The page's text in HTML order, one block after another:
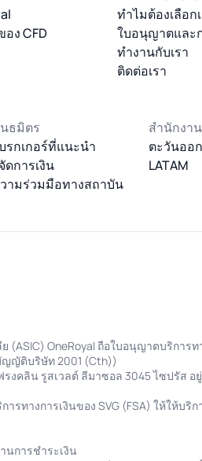
ง CFD
ทำไมต้องเลือก
ใบอนุญาตและ
ทำงานกับเรา
ติดต่อเรา
ธมิตร
รกเกอร์ที่แนะนำ
ดการเงิน
ามร่วมมือทางสถาบัน
สำนักงา
ตะวันออ
LATAM
(ASIC) OneRoyal ถือใบอนุญาตบริการท
ญญัติบริษัท 2001 (Cth))
รงคลิน รูสเวลต์ ลีมาซอล 3045 ไซปรัส อ
รทางการเงินของ SVG (FSA) ให้ให้บริ
นการชำระเงิน